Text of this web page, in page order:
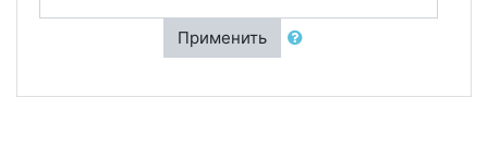
Применить